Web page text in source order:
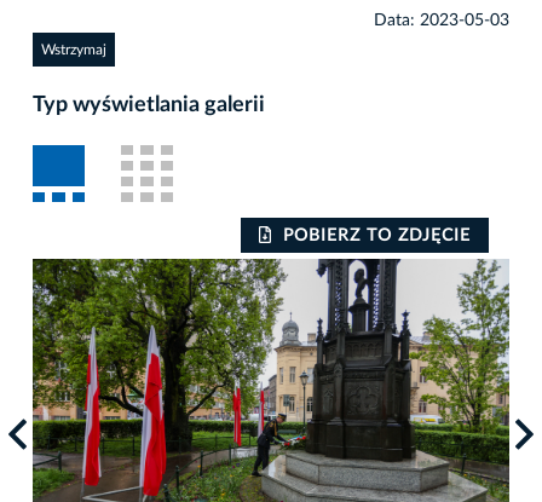
Data: 2023-05-03
Wstrzymaj
Typ wyświetlania galerii
POBIERZ TO ZDJĘCIE